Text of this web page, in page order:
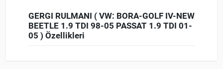
GERGI RULMANI ( VW: BORA-GOLF IV-NEW
BEETLE 1.9 TDI 98-05 PASSAT 1.9 TDI 01-
05 ) Özellikleri